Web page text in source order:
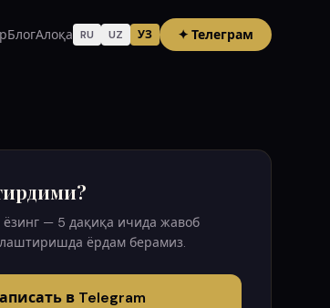
БлогАлоқа RU UZ УЗ ✦ Телеграм
ёзинг — 5 дақиқа ичида жавоб
ёрдам берамиз.
в Telegram